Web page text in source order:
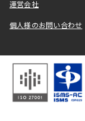
運営会社
個人様のお問い合わせ